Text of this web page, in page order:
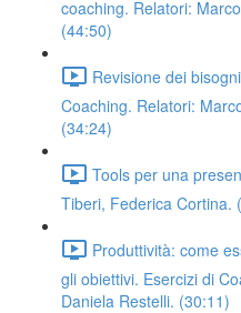
coaching. Relatori:
(44:50)
Revisione dei
Coaching. Relatori:
(34:24)
Tools per una
Tiberi, Federica Cortina.
Produttività: come
gli obiettivi. Esercizi di
Daniela Restelli. (30:11)